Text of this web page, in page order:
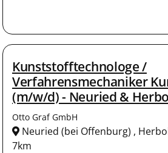
Kunststofftechnologe /
Verfahrensmechaniker
(m/w/d) - Neuried &
Otto Graf GmbH
Neuried (bei Offenburg) ,
7km